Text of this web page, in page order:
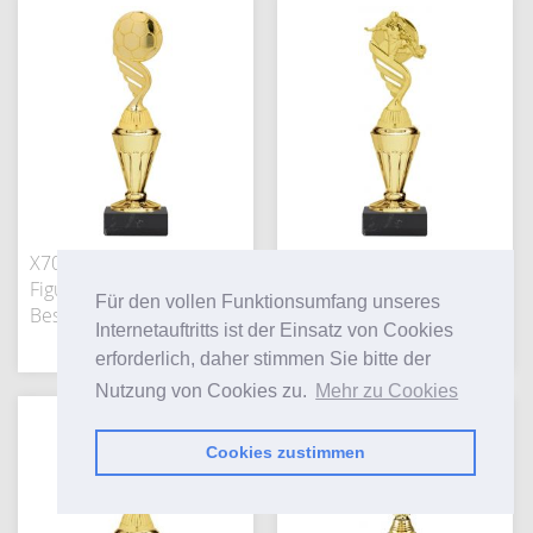
Für den vollen Funktionsumfang unseres
Internetauftritts ist der Einsatz von Cookies
erforderlich, daher stimmen Sie bitte der
Nutzung von Cookies zu. Mehr zu Cookies
Cookies zustimmen
X700.427 Fussball Pokal-
Figur Geldern inkl.
Beschriftung | 3 Größen
8,45 €
Pokal-Figur inkl.
Beschriftung | 3 Größen